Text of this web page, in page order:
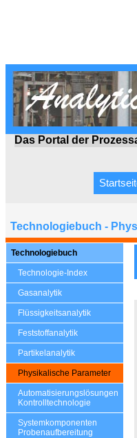
Das Portal der
Technologiebuch -
Technologiebuch
Technologie-Index
Gasanalytik
Flüssigkeitsanalytik
Feststoffanalytik
Partikelanalytik
Physikalische Parameter
Automatisierungslösungen
Kontrolltechnologie
Systemkomponenten
Probenaufbereitung